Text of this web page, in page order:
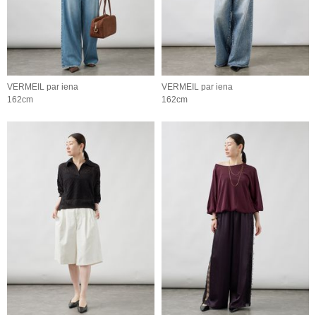
VERMEIL par iena
162cm
VERMEIL par iena
162cm